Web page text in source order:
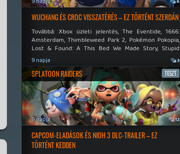
WUCHANG ÉS CROC VISSZATÉRÉS – EZ TÖRTÉNT SZERDÁN
Továbbá: Xbox üzleti jelentés, The Eventide, 1666:
Amsterdam, Thimbleweed Park 2, Pokémon Pokopia,
Lost & Found: A This Bed We Made Story, Stupid
Never Dies.
9 napja 3
SPLATOON RAIDERS TESZT
9 napja 12
CAPCOM-ELADÁSOK ÉS NIOH 3 DLC-TRAILER – EZ
TÖRTÉNT KEDDEN